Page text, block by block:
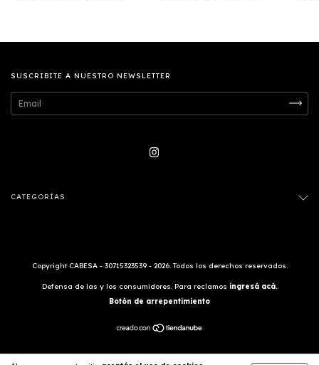
SUSCRIBITE A NUESTRO NEWSLETTER
CATEGORÍAS
Copyright CABESA - 30715323539 - 2026. Todos los derechos reservados.
Defensa de las y los consumidores. Para reclamos ingresá acá.
Botón de arrepentimiento